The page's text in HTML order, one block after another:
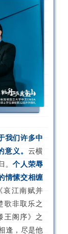
我们许多中
义。 云横
。个人荣辱
情愫交相缠
哀江南赋并
歌非取乐之
王阁序》之
逢，尽是他